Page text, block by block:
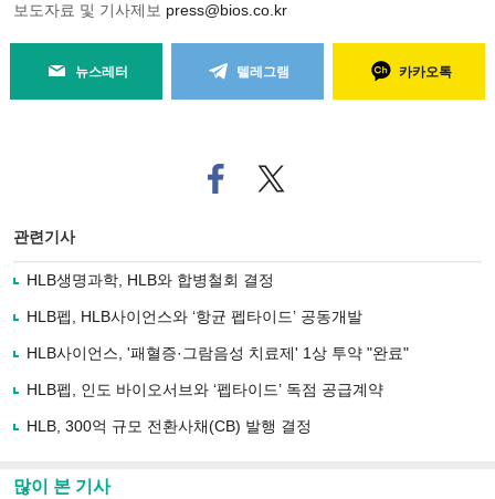
보도자료 및 기사제보 press@bios.co.kr
뉴스레터 텔레그램 카카오톡
페
이
로
기
사
유
기
트위
터로
관련기사
HLB생명과학, HLB와 합병철회 결정
HLB펩, HLB사이언스와 ‘항균 펩타이드’ 공동개발
HLB사이언스, '패혈증·그람음성 치료제' 1상 투약 "완료"
HLB펩, 인도 바이오서브와 ‘펩타이드’ 독점 공급계약
HLB, 300억 규모 전환사채(CB) 발행 결정
많이 본 기사